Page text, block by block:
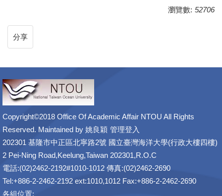
瀏覽數: 52706
分享
Copyright©2018 Office Of Academic Affair NTOU All Rights
Reserved. Maintained by 姚良穎 管理登入
202301 基隆市中正區北寧路2號 國立臺灣海洋大學(行政大樓四樓)
2 Pei-Ning Road,Keelung,Taiwan 202301,R.O.C
電話:(02)2462-2192#1010-1012 傳真:(02)2462-2690
Tel:+886-2-2462-2192 ext:1010,1012 Fax:+886-2-2462-2690
各組位置: